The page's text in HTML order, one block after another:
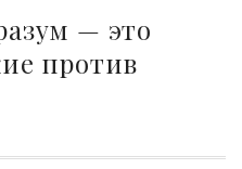
— это
против